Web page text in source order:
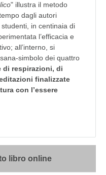
" illustra il metodo
dagli autori
in centinaia di
l’efficacia e
all’interno, si
simbolo dei quattro
di respirazioni, di
finalizzate
con l’essere
libro online